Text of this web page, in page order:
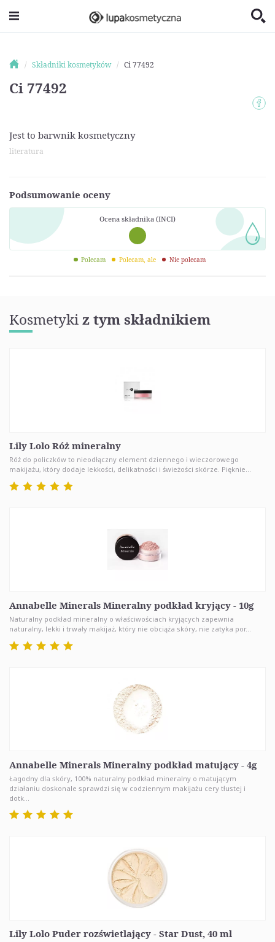
Składniki kosmetyków Ci 77492
Ci 77492
Jest to barwnik kosmetyczny
literatura
Podsumowanie oceny
Ocena składnika (INCI)
Polecam Polecam, ale Nie polecam
Kosmetykiz tym składnikiem
Lily Lolo Róż mineralny
Róż do policzków to nieodłączny element dziennego i wieczorowego
makijażu, który dodaje lekkości, delikatności i świeżości skórze. Pięknie...
Annabelle Minerals Mineralny podkład kryjący - 10g
Naturalny podkład mineralny o właściwościach kryjących zapewnia
naturalny, lekki i trwały makijaż, który nie obciąża skóry, nie zatyka por...
Annabelle Minerals Mineralny podkład matujący - 4g
Łagodny dla skóry, 100% naturalny podkład mineralny o matującym
działaniu doskonale sprawdzi się w codziennym makijażu cery tłustej i
dotk...
Lily Lolo Puder rozświetlający - Star Dust, 40 ml